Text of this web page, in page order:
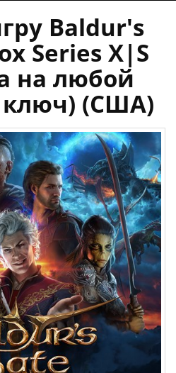
Baldur's
Series X|S
на любой
ключ) (США)